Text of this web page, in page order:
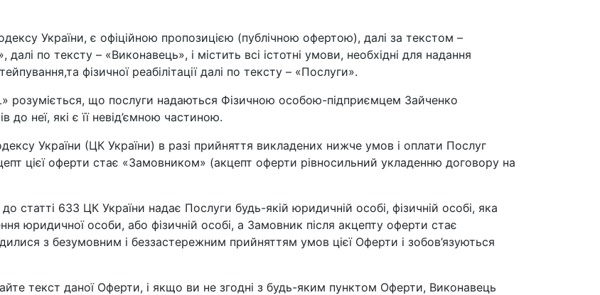
України, є офіційною пропозицією (публічною офертою), далі за текстом –
по тексту – «Виконавець», і містить всі істотні умови, необхідні для надання
фізичної реабілітації далі по тексту – «Послуги».
розуміється, що послуги надаються Фізичною особою-підприємцем Зайченко
неї, які є її невід’ємною частиною.
України (ЦК України) в разі прийняття викладених нижче умов і оплати Послуг
цієї оферти стає «Замовником» (акцепт оферти рівносильний укладенню договору на
статті 633 ЦК України надає Послуги будь-якій юридичній особі, фізичній особі, яка
юридичної особи, або фізичній особі, а Замовник після акцепту оферти стає
з безумовним і беззастережним прийняттям умов цієї Оферти і зобов’язуються
текст даної Оферти, і якщо ви не згодні з будь-яким пунктом Оферти, Виконавець